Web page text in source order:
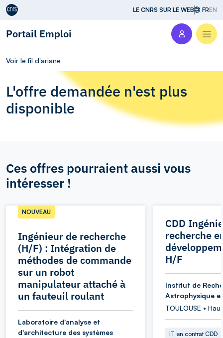
Aller au contenu LE CNRS SUR LE WEB FREN
Portail Emploi
Voir le fil d'ariane
L'offre demandée n'est plus
disponible
Ces offres pourraient aussi vous
intéresser !
Ingénieur de recherche
(H/F) : Intégration de
méthodes de commande
sur un robot
manipulateur attaché à
un fauteuil roulant
NOUVEAU
Laboratoire d'analyse et
d'architecture des systèmes
CDD
recherche
H/F
Institut de
Astrophysique
TOULOUSE •
IT en contrat CDD